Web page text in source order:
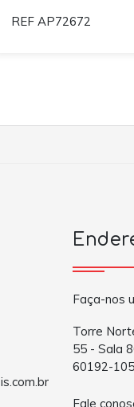
REF AP72672
Faça-nos
Torre
55 - Sala
60192-105
Fale